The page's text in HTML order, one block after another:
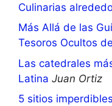
Culinarias
Más Allá de las
Tesoros Ocultos
Las catedrales
Latina Juan Ortiz
5 sitios